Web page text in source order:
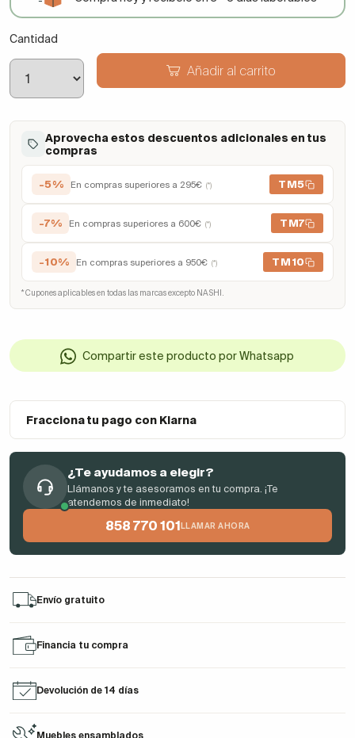
Cantidad
Añadir al carrito
Aprovecha estos descuentos adicionales en tus
compras
-5% En compras superiores a 295€ (*) TM5
-7% En compras superiores a 600€ (*) TM7
-10% En compras superiores a 950€ (*) TM10
* Cupones aplicables en todas las marcas excepto NASHI.
Compartir este producto por Whatsapp
Fracciona tu pago con Klarna
¿Te ayudamos a elegir?
Llámanos y te asesoramos en tu compra. ¡Te
atendemos de inmediato!
858 770 101 LLAMAR AHORA
Envío gratuito
Financia tu compra
Devolución de 14 días
Muebles ensamblados